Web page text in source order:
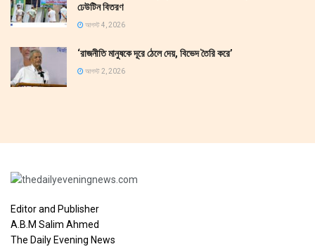
ঢেউটিন বিতরণ
আগস্ট 4, 2026
‘রাজনীতি মানুষকে দূরে ঠেলে দেয়, বিভেদ তৈরি করে’
আগস্ট 2, 2026
Editor and Publisher
A.B.M Salim Ahmed
The Daily Evening News